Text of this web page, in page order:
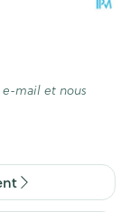
mail et nous